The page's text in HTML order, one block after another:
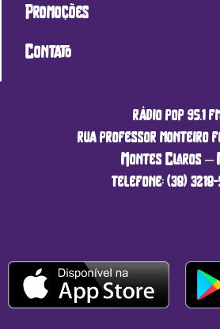
Promoções
Contato
rádio pop 95.1
rua professor monteiro
Montes Claros –
telefone: (38) 3218-